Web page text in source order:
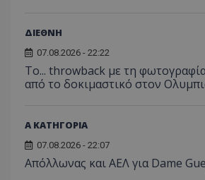
ΔΙΕΘΝΗ
07.08.2026 - 22:22
Το... throwback με τη
από το δοκιμαστικό στον
Α ΚΑΤΗΓΟΡΙΑ
07.08.2026 - 22:07
Απόλλωνας και ΑΕΛ για Dame